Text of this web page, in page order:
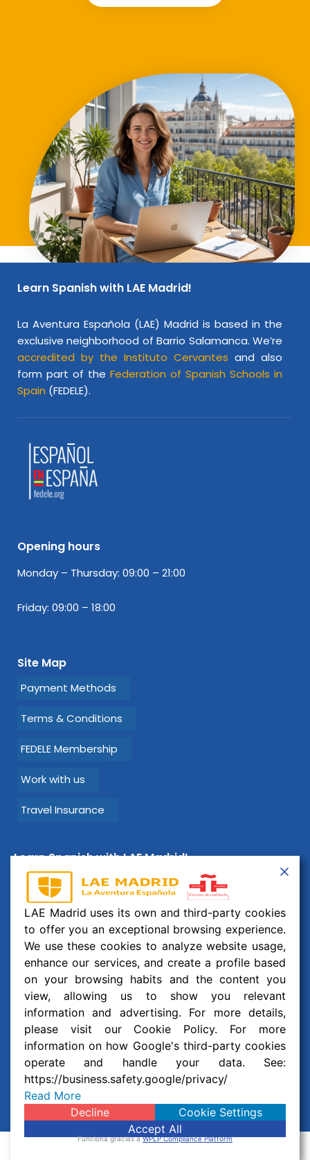
Learn Spanish with LAE Madrid!
La Aventura Española (LAE) Madrid is based in the
exclusive neighborhood of Barrio Salamanca. We’re
accredited by the Instituto Cervantes and also
form part of the Federation of Spanish Schools in
Spain (FEDELE).
Opening hours
Monday – Thursday: 09:00 – 21:00
Friday: 09:00 – 18:00
Site Map
Payment Methods
Terms & Conditions
FEDELE Membership
Work with us
Travel Insurance
Learn Spanish with LAE Madrid!
Email:
info@laemadrid.com
Phone: (+34) 912 19 69 91
Address:Calle Montesa 35, esc. izquierda, 2 izquierda.
28006 Madrid, España
Follow us
F
a
c
e
b
o
o
k
I
n
t
a
g
r
a
m
Y
o
u
t
b
e
W
h
a
t
s
a
p
© 2026 Business and Language College Spain S.L | All
Rights Reserved
Legal notice
LAE Madrid uses its own and third-party cookies
to offer you an exceptional browsing experience.
We use these cookies to analyze website usage,
enhance our services, and create a profile based
on your browsing habits and the content you
view, allowing us to show you relevant
information and advertising. For more details,
please visit our Cookie Policy. For more
information on how Google's third-party cookies
operate and handle your data. See:
https://business.safety.google/privacy/
Read More
Decline
Cookie Settings
Accept All
Funciona gracias aWPLP Compliance Platform